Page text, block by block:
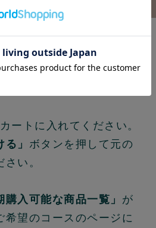
時に申し込むこと
？
ートに入れてください。
」 ボタンを押して元の
い。
購入可能な商品一覧」 が
希望のコースのページに